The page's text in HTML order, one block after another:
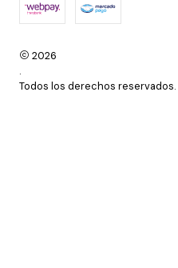
2026
.
Todos los derechos reservados.